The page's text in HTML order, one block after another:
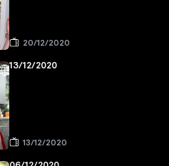
20/12/2020
13/12/2020
13/12/2020